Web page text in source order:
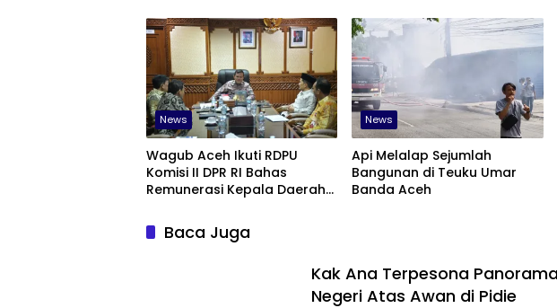
News
‎Wagub Aceh Ikuti RDPU
Komisi II DPR RI Bahas
Remunerasi Kepala Daerah
News
Api Melalap Sejumlah
Bangunan di Teuku Umar
Banda Aceh
Baca Juga
Kak Ana Terpesona
Negeri Atas Awan di Pidie